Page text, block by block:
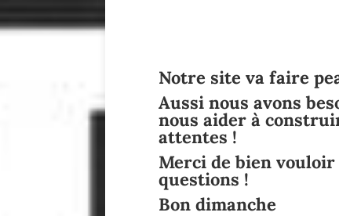
Notre site va faire
Aussi nous avons
nous aider à
attentes !
Merci de bien
questions !
Bon dimanche